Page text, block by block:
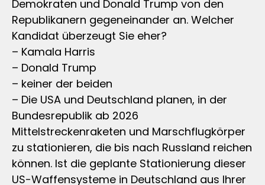
Demokraten und Donald Trump von den
Republikanern gegeneinander an. Welcher
Kandidat überzeugt Sie eher?
– Kamala Harris
– Donald Trump
– keiner der beiden
– Die USA und Deutschland planen, in der
Bundesrepublik ab 2026
Mittelstreckenraketen und Marschflugkörper
zu stationieren, die bis nach Russland reichen
können. Ist die geplante Stationierung dieser
US-Waffensysteme in Deutschland aus Ihrer